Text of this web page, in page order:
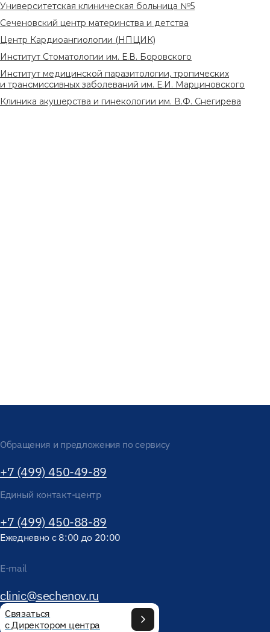
Университетская клиническая больница №5
Сеченовский центр материнства и детства
Центр Кардиоангиологии (НПЦИК)
Институт Стоматологии им. Е.В. Боровского
Институт медицинской паразитологии, тропических
и трансмиссивных заболеваний им. Е.И. Марциновского
Клиника акушерства и гинекологии им. В.Ф. Снегирева
Обращения и предложения по сервису
+7 (499) 450-49-89
Единый контакт-центр
+7 (499) 450-88-89
Ежедневно с 8:00 до 20:00
E-mail
clinic@sechenov.ru
Связаться
с Директором центра